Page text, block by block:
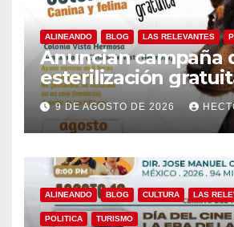
ALINEANDO BLOG LAS RELEVANTES
Anuncian campaña
esterilización
perros y gatos en
del Cabo
9 DE AGOSTO DE 2026
ALINEANDO BLOG CULTURA LAS
POLITICA TURISMO